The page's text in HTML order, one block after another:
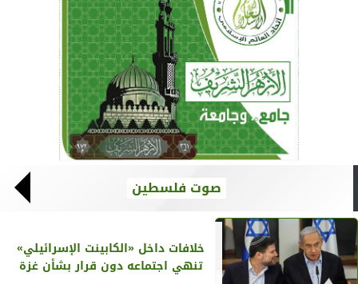
صوت فلسطين
خلافات داخل «الكابينت الإسرائيلي»
تنهي اجتماعه دون قرار بشأن غزة